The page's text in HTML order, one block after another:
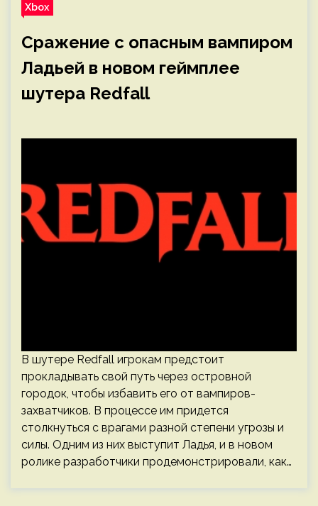
Xbox
Сражение с опасным вампиром
Ладьей в новом геймплее
шутера Redfall
В шутере Redfall игрокам предстоит
прокладывать свой путь через островной
городок, чтобы избавить его от вампиров-
захватчиков. В процессе им придется
столкнуться с врагами разной степени угрозы и
силы. Одним из них выступит Ладья, и в новом
ролике разработчики продемонстрировали, как…